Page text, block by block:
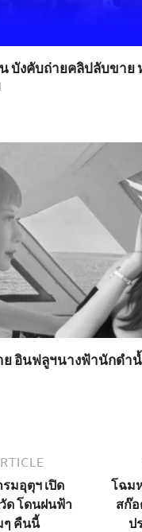
บังคับถ่ายคลิปลับขาย
อินฟลูฯนางฟ้านักดำ
รมอุตุฯ เปิด
ด โดนฝนฟ้า
ๆ คืนนี้
โฉม
สก๊อ
ป